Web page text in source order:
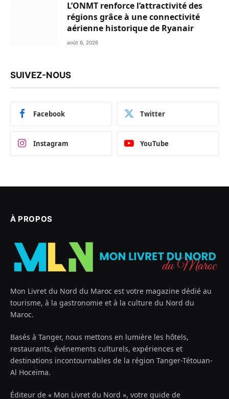
L’ONMT renforce l’attractivité des
régions grâce à une connectivité
aérienne historique de Ryanair
août 6, 2026
SUIVEZ-NOUS
Facebook Twitter
Instagram YouTube
À PROPOS
Mon Livret du Nord du Maroc est votre magazine dédié au
tourisme, à la gastronomie et à la culture du Nord du
Maroc.
Basés à Tanger, nous mettons en lumière les hôtels,
restaurants, événements culturels, expériences et
destinations incontournables de la région Tanger-Tétouan-
Al Hoceïma.
Éditeur de « Mon Livret du Nord », votre guide de